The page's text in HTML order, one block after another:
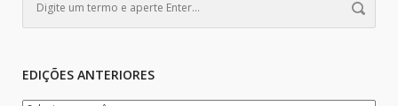
EDIÇÕES ANTERIORES